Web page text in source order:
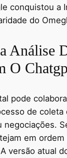
conquistou a
do
Análise
O
pode
de
negociações.
em
versão atual